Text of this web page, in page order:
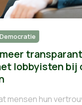
Democratie
lobbyisten bij
mensen hun